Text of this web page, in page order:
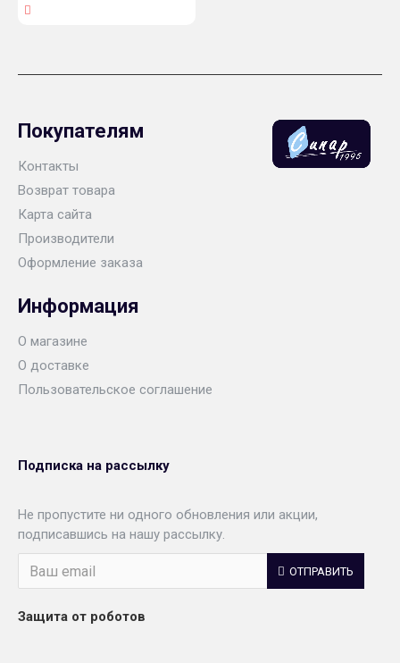
Покупателям
Контакты
Возврат товара
Карта сайта
Производители
Оформление заказа
Информация
О магазине
О доставке
Пользовательское соглашение
Подписка на рассылку
Не пропустите ни одного обновления или акции,
подписавшись на нашу рассылку.
ОТПРАВИТЬ
Защита от роботов